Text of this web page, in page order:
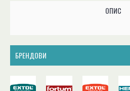
ОПИС
БРЕНДОВИ